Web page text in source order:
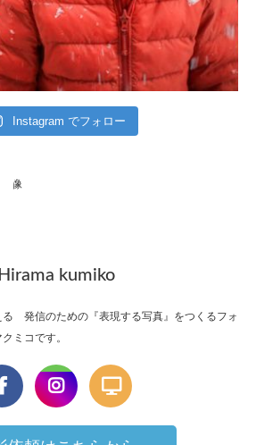
Instagram でフォロー
Hirama kumiko
る 発信のための『表現する写真』をつくるフォ
ミコです。